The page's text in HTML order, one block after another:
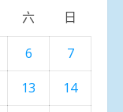
六 日
6
7
13
14